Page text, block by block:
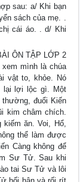
sau: a/ Khi bạn
sách của mẹ. .
cái áo. . d/ Khi
ÔN TẬP LỚP 2
mình là chúa
vật to, khỏe. Nó
lại lợi lộc gì. Một
thường, đuổi Kiến
kim châm chích.
kiếm ăn. Voi, Hổ,
thể làm được
Càng không để
Sư Tử. Sau khi
tai Sư Tử và lôi